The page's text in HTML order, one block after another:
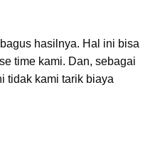
hasilnya. Hal ini bisa
time kami. Dan, sebagai
tidak kami tarik biaya